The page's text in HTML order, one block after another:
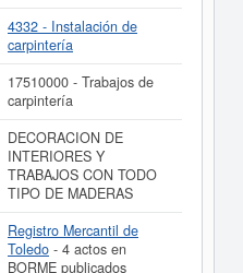
más datos de la empresa
SL puedeacceder
ampliado
los resultados de sus
balances y cuentas de
de empresa se ha
04/2022.
4332 - Instalación de
carpintería
17510000 - Trabajos de
carpintería
DECORACION DE
INTERIORES Y
TRABAJOS CON TODO
TIPO DE MADERAS
Registro Mercantil de
Toledo - 4 actos en
BORME publicados